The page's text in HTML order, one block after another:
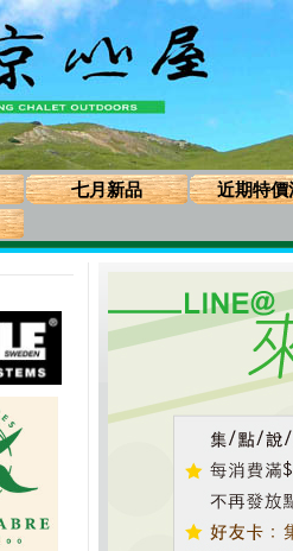
七月新品 近期特價